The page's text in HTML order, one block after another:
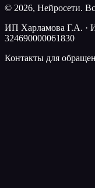
© 2026, Нейросети.
ИП Харламова Г.А. ·
324690000061830
Контакты для